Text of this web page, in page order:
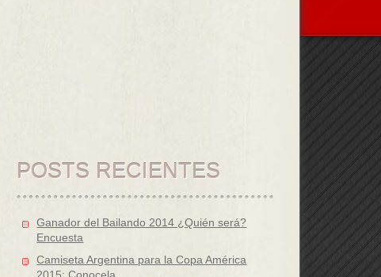
POSTS RECIENTES
Ganador del Bailando 2014 ¿Quién será?
Encuesta
Camiseta Argentina para la Copa América